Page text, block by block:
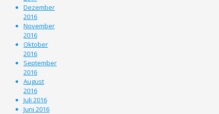
Dezember
2016
November
2016
Oktober
2016
September
2016
August
2016
Juli 2016
Juni 2016